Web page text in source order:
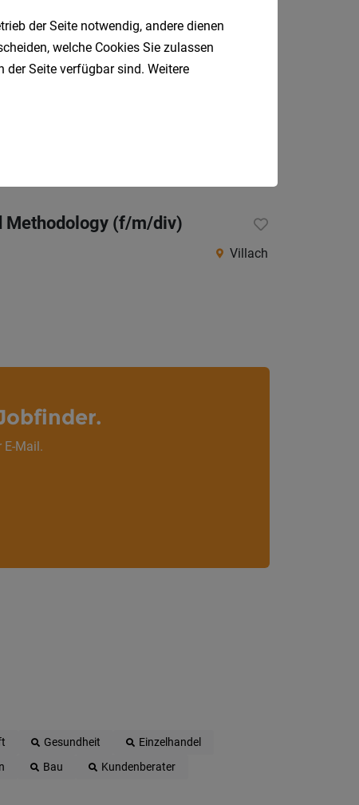
Villach, Pavia
Methodology (f/m/div)
Villach
E-Mail.
Gesundheit
Einzelhandel
Bau
Kundenberater
der Seite notwendig, andere dienen
welche Cookies Sie zulassen
Seite verfügbar sind. Weitere